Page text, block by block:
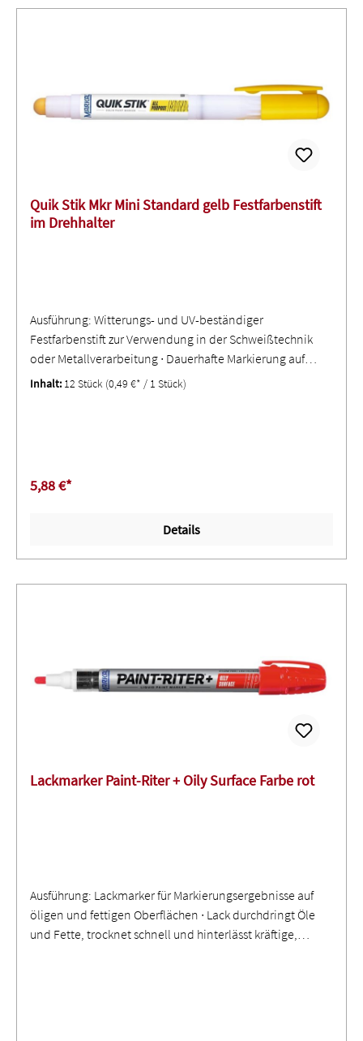
Quik Stik Mkr Mini Standard gelb Festfarbenstift
im Drehhalter
Ausführung: Witterungs- und UV-beständiger
Festfarbenstift zur Verwendung in der Schweißtechnik
oder Metallverarbeitung ∙ Dauerhafte Markierung auf
nassen, glatten, rauen und heißen Oberflächen, wie
Inhalt: 12 Stück (0,49 €* / 1 Stück)
5,88 €*
Details
Lackmarker Paint-Riter + Oily Surface Farbe rot
Ausführung: Lackmarker für Markierungsergebnisse auf
öligen und fettigen Oberflächen ∙ Lack durchdringt Öle
und Fette, trocknet schnell und hinterlässt kräftige,